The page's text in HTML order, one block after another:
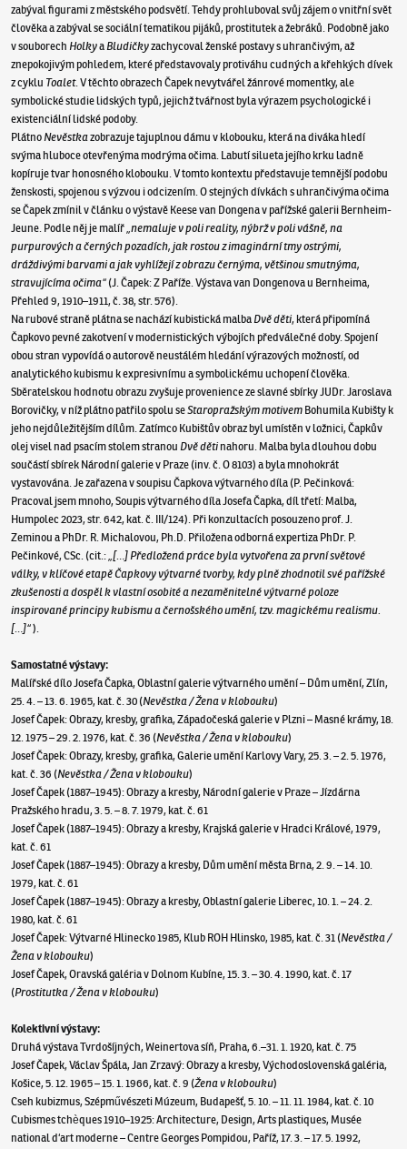
zabýval figurami z městského podsvětí. Tehdy prohluboval svůj zájem o vnitřní svět
člověka a zabýval se sociální tematikou pijáků, prostitutek a žebráků. Podobně jako
v souborech Holkya Bludičkyzachycoval ženské postavy s uhrančivým, až
znepokojivým pohledem, které představovaly protiváhu cudných a křehkých dívek
z cyklu Toalet. V těchto obrazech Čapek nevytvářel žánrové momentky, ale
symbolické studie lidských typů, jejichž tvářnost byla výrazem psychologické i
existenciální lidské podoby.
Plátno Nevěstkazobrazuje tajuplnou dámu v klobouku, která na diváka hledí
svýma hluboce otevřenýma modrýma očima. Labutí silueta jejího krku ladně
kopíruje tvar honosného klobouku. V tomto kontextu představuje temnější podobu
ženskosti, spojenou s výzvou i odcizením. O stejných dívkách s uhrančivýma očima
se Čapek zmínil v článku o výstavě Keese van Dongena v pařížské galerii Bernheim-
Jeune. Podle něj je malíř „nemaluje v poli reality, nýbrž v poli vášně, na
purpurových a černých pozadích, jak rostou z imaginární tmy ostrými,
dráždivými barvami a jak vyhlížejí z obrazu černýma, většinou smutnýma,
stravujícíma očima“ (J. Čapek: Z Paříže. Výstava van Dongenova u Bernheima,
Přehled 9, 1910–1911, č. 38, str. 576).
Na rubové straně plátna se nachází kubistická malba Dvě děti, která připomíná
Čapkovo pevné zakotvení v modernistických výbojích předválečné doby. Spojení
obou stran vypovídá o autorově neustálém hledání výrazových možností, od
analytického kubismu k expresivnímu a symbolickému uchopení člověka.
Sběratelskou hodnotu obrazu zvyšuje provenience ze slavné sbírky JUDr. Jaroslava
Borovičky, v níž plátno patřilo spolu seStaropražským motivem Bohumila Kubišty k
jeho nejdůležitějším dílům. Zatímco Kubištův obraz byl umístěn v ložnici, Čapkův
olej visel nad psacím stolem stranou Dvě dětinahoru. Malba byla dlouhou dobu
součástí sbírek Národní galerie v Praze (inv. č. O 8103) a byla mnohokrát
vystavována. Je zařazena v soupisu Čapkova výtvarného díla (P. Pečinková:
Pracoval jsem mnoho, Soupis výtvarného díla Josefa Čapka, díl třetí: Malba,
Humpolec 2023, str. 642, kat. č. III/124). Při konzultacích posouzeno prof. J.
Zeminou a PhDr. R. Michalovou, Ph.D. Přiložena odborná expertiza PhDr. P.
Pečinkové, CSc. (cit.: „[…] Předložená práce byla vytvořena za první světové
války, v klíčové etapě Čapkovy výtvarné tvorby, kdy plně zhodnotil své pařížské
zkušenosti a dospěl k vlastní osobité a nezaměnitelné výtvarné poloze
inspirované principy kubismu a černošského umění, tzv. magickému realismu.
[…]“).
Samostatné výstavy:
Malířské dílo Josefa Čapka, Oblastní galerie výtvarného umění – Dům umění, Zlín,
25. 4. – 13. 6. 1965, kat. č. 30 (Nevěstka / Žena v klobouku)
Josef Čapek: Obrazy, kresby, grafika, Západočeská galerie v Plzni – Masné krámy, 18.
12. 1975 – 29. 2. 1976, kat. č. 36 (Nevěstka / Žena v klobouku)
Josef Čapek: Obrazy, kresby, grafika, Galerie umění Karlovy Vary, 25. 3. – 2. 5. 1976,
kat. č. 36 (Nevěstka / Žena v klobouku)
Josef Čapek (1887–1945): Obrazy a kresby, Národní galerie v Praze – Jízdárna
Pražského hradu, 3. 5. – 8. 7. 1979, kat. č. 61
Josef Čapek (1887–1945): Obrazy a kresby, Krajská galerie v Hradci Králové, 1979,
kat. č. 61
Josef Čapek (1887–1945): Obrazy a kresby, Dům umění města Brna, 2. 9. – 14. 10.
1979, kat. č. 61
Josef Čapek (1887–1945): Obrazy a kresby, Oblastní galerie Liberec, 10. 1. – 24. 2.
1980, kat. č. 61
Josef Čapek: Výtvarné Hlinecko 1985, Klub ROH Hlinsko, 1985, kat. č. 31 (Nevěstka /
Žena v klobouku)
Josef Čapek, Oravská galéria v Dolnom Kubíne, 15. 3. – 30. 4. 1990, kat. č. 17
(Prostitutka / Žena v klobouku)
Kolektivní výstavy:
Druhá výstava Tvrdošíjných, Weinertova síň, Praha, 6.–31. 1. 1920, kat. č. 75
Josef Čapek, Václav Špála, Jan Zrzavý: Obrazy a kresby, Východoslovenská galéria,
Košice, 5. 12. 1965 – 15. 1. 1966, kat. č. 9 (Žena v klobouku)
Cseh kubizmus, Szépművészeti Múzeum, Budapešť, 5. 10. – 11. 11. 1984, kat. č. 10
Cubismes tchèques 1910–1925: Architecture, Design, Arts plastiques, Musée
national d‘art moderne – Centre Georges Pompidou, Paříž, 17. 3. – 17. 5. 1992,